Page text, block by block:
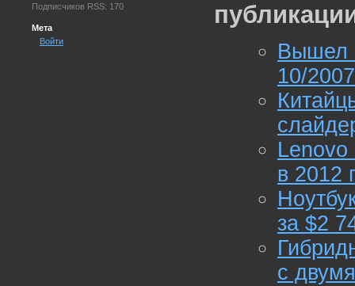
Подписчиков RSS: 170
Мета
Войти
Вышел
10/2007
в 2012
за $2
с